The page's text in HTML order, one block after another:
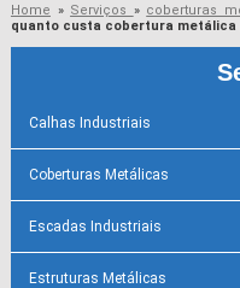
Home » Serviços » coberturas
quanto custa cobertura metálica
Calhas Industriais
Coberturas Metálicas
Escadas Industriais
Estruturas Metálicas